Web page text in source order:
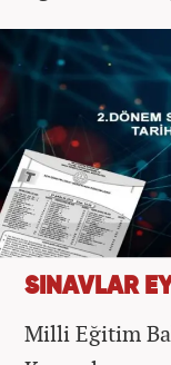
SINAVLAR
Milli Eğitim